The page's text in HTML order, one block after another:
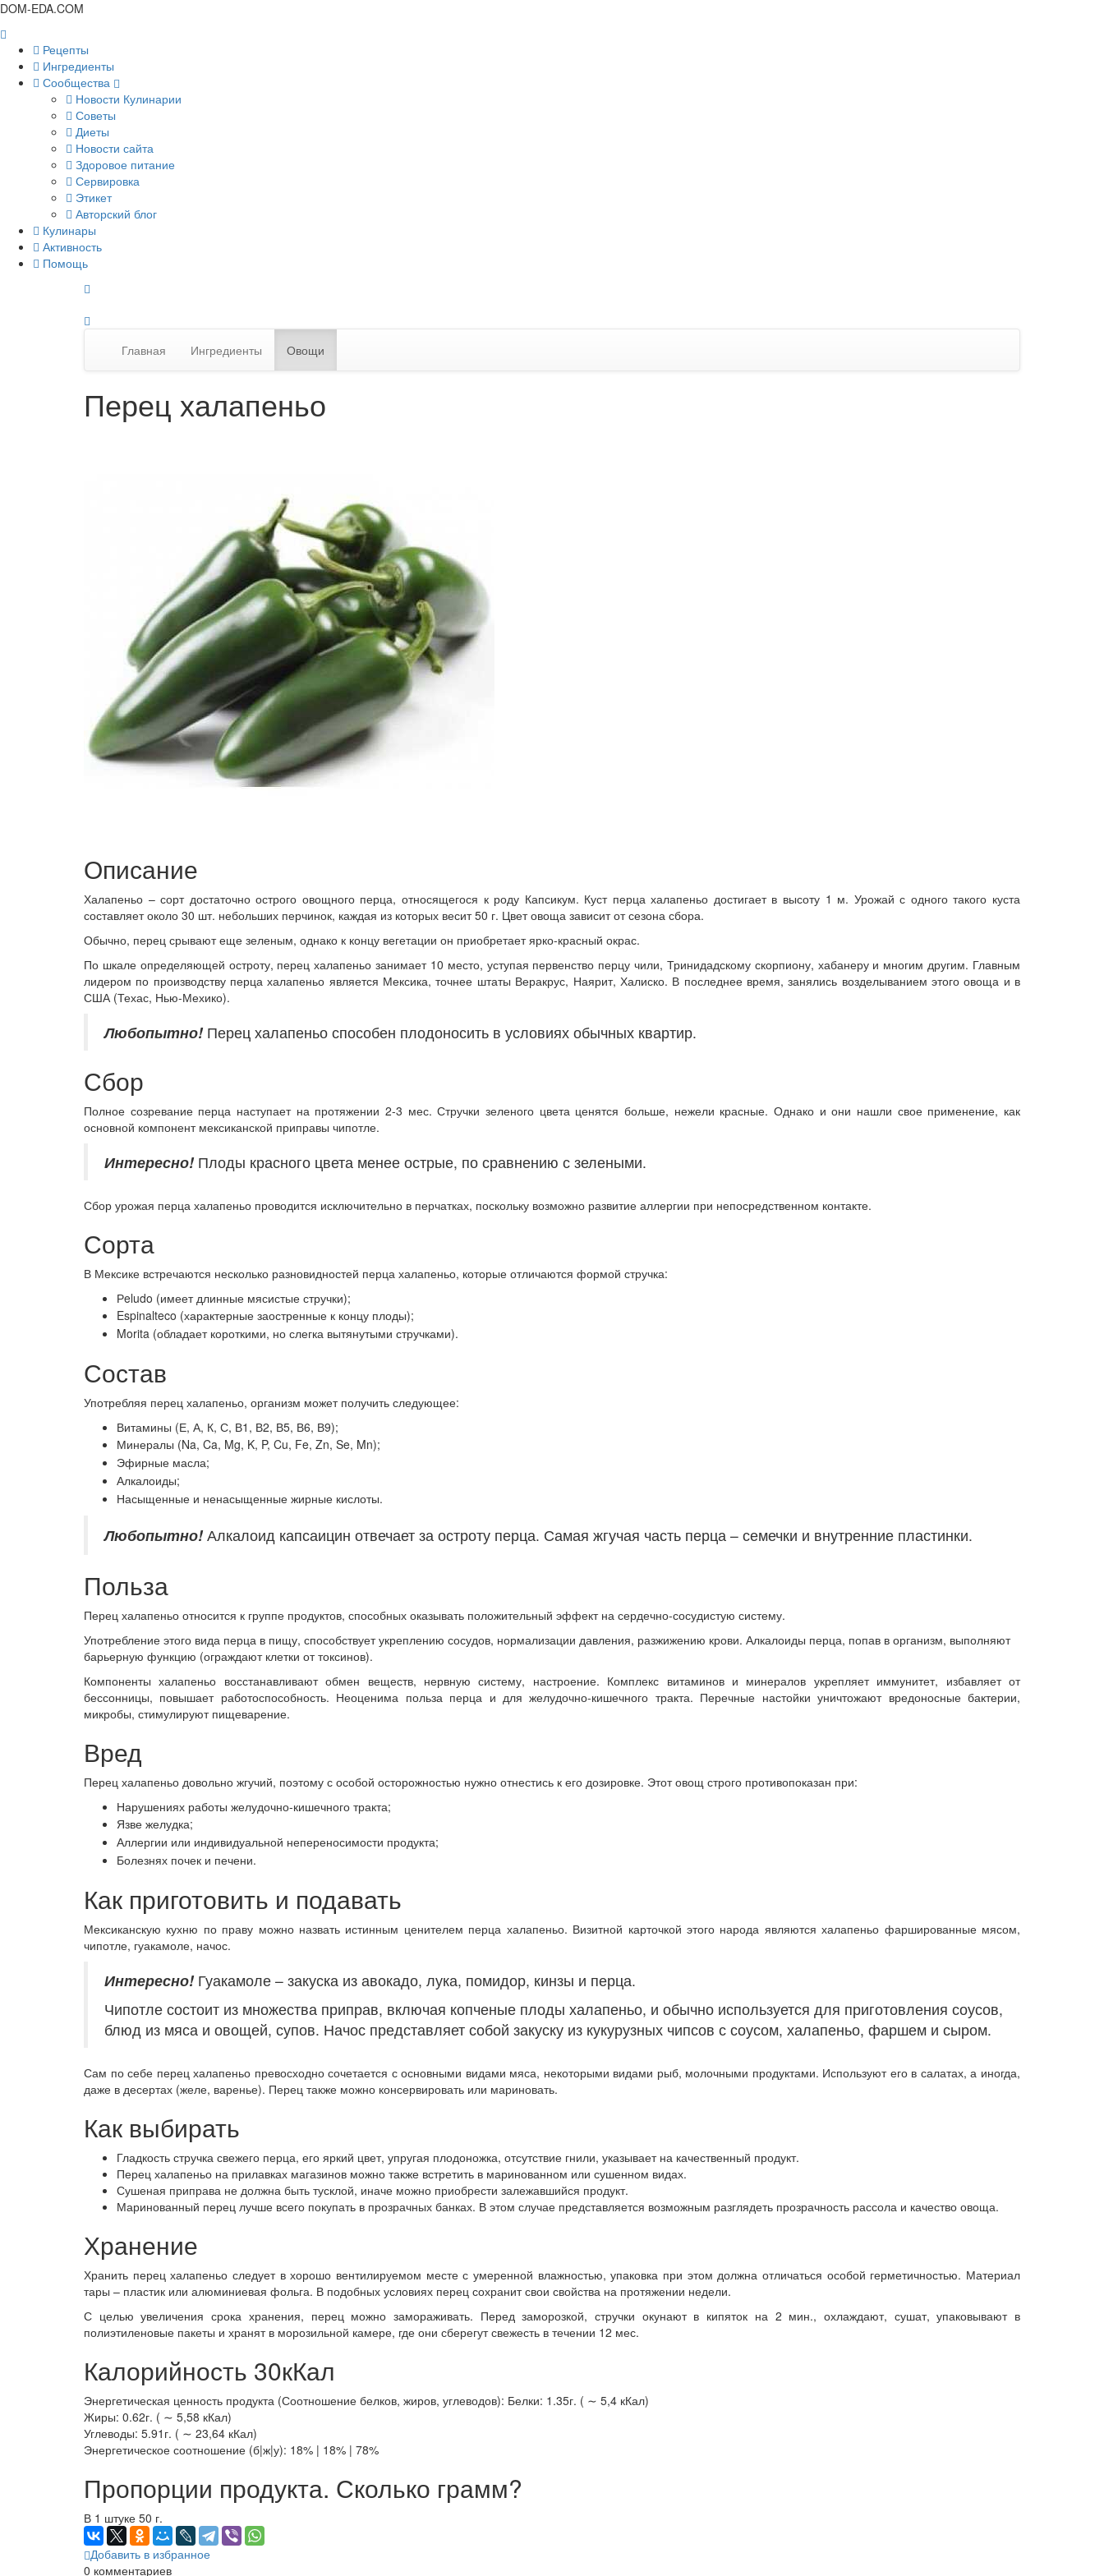
DOM-EDA.COM
Рецепты
Ингредиенты
Сообщества
Новости Кулинарии
Советы
Диеты
Новости сайта
Здоровое питание
Сервировка
Этикет
Авторский блог
Кулинары
Активность
Помощь
Главная Ингредиенты Овощи
Перец халапеньо
Описание
Халапеньо – сорт достаточно острого овощного перца, относящегося к роду Капсикум. Куст перца халапеньо достигает в высоту 1 м. Урожай с одного такого куста
составляет около 30 шт. небольших перчинок, каждая из которых весит 50 г. Цвет овоща зависит от сезона сбора.
Обычно, перец срывают еще зеленым, однако к концу вегетации он приобретает ярко-красный окрас.
По шкале определяющей остроту, перец халапеньо занимает 10 место, уступая первенство перцу чили, Тринидадскому скорпиону, хабанеру и многим другим. Главным
лидером по производству перца халапеньо является Мексика, точнее штаты Веракрус, Наярит, Халиско. В последнее время, занялись возделыванием этого овоща и в
США (Техас, Нью-Мехико).
Любопытно!Перец халапеньо способен плодоносить в условиях обычных квартир.
Сбор
Полное созревание перца наступает на протяжении 2-3 мес. Стручки зеленого цвета ценятся больше, нежели красные. Однако и они нашли свое применение, как
основной компонент мексиканской приправы чипотле.
Интересно!Плоды красного цвета менее острые, по сравнению с зелеными.
Сбор урожая перца халапеньо проводится исключительно в перчатках, поскольку возможно развитие аллергии при непосредственном контакте.
Сорта
В Мексике встречаются несколько разновидностей перца халапеньо, которые отличаются формой стручка:
Рeludo (имеет длинные мясистые стручки);
Espinalteco (характерные заостренные к концу плоды);
Morita (обладает короткими, но слегка вытянутыми стручками).
Состав
Употребляя перец халапеньо, организм может получить следующее:
Витамины (Е, А, К, С, В1, В2, В5, В6, В9);
Минералы (Na, Ca, Mg, K, P, Cu, Fe, Zn, Se, Mn);
Эфирные масла;
Алкалоиды;
Насыщенные и ненасыщенные жирные кислоты.
Любопытно!Алкалоид капсаицин отвечает за остроту перца. Самая жгучая часть перца – семечки и внутренние пластинки.
Польза
Перец халапеньо относится к группе продуктов, способных оказывать положительный эффект на сердечно-сосудистую систему.
Употребление этого вида перца в пищу, способствует укреплению сосудов, нормализации давления, разжижению крови. Алкалоиды перца, попав в организм, выполняют
барьерную функцию (ограждают клетки от токсинов).
Компоненты халапеньо восстанавливают обмен веществ, нервную систему, настроение. Комплекс витаминов и минералов укрепляет иммунитет, избавляет от
бессонницы, повышает работоспособность. Неоценима польза перца и для желудочно-кишечного тракта. Перечные настойки уничтожают вредоносные бактерии,
микробы, стимулируют пищеварение.
Вред
Перец халапеньо довольно жгучий, поэтому с особой осторожностью нужно отнестись к его дозировке. Этот овощ строго противопоказан при:
Нарушениях работы желудочно-кишечного тракта;
Язве желудка;
Аллергии или индивидуальной непереносимости продукта;
Болезнях почек и печени.
Как приготовить и подавать
Мексиканскую кухню по праву можно назвать истинным ценителем перца халапеньо. Визитной карточкой этого народа являются халапеньо фаршированные мясом,
чипотле, гуакамоле, начос.
Интересно!Гуакамоле – закуска из авокадо, лука, помидор, кинзы и перца.
Чипотле состоит из множества приправ, включая копченые плоды халапеньо, и обычно используется для приготовления соусов,
блюд из мяса и овощей, супов. Начос представляет собой закуску из кукурузных чипсов с соусом, халапеньо, фаршем и сыром.
Сам по себе перец халапеньо превосходно сочетается с основными видами мяса, некоторыми видами рыб, молочными продуктами. Используют его в салатах, а иногда,
даже в десертах (желе, варенье). Перец также можно консервировать или мариновать.
Как выбирать
Гладкость стручка свежего перца, его яркий цвет, упругая плодоножка, отсутствие гнили, указывает на качественный продукт.
Перец халапеньо на прилавках магазинов можно также встретить в маринованном или сушенном видах.
Сушеная приправа не должна быть тусклой, иначе можно приобрести залежавшийся продукт.
Маринованный перец лучше всего покупать в прозрачных банках. В этом случае представляется возможным разглядеть прозрачность рассола и качество овоща.
Хранение
Хранить перец халапеньо следует в хорошо вентилируемом месте с умеренной влажностью, упаковка при этом должна отличаться особой герметичностью. Материал
тары – пластик или алюминиевая фольга. В подобных условиях перец сохранит свои свойства на протяжении недели.
С целью увеличения срока хранения, перец можно замораживать. Перед заморозкой, стручки окунают в кипяток на 2 мин., охлаждают, сушат, упаковывают в
полиэтиленовые пакеты и хранят в морозильной камере, где они сберегут свежесть в течении 12 мес.
Калорийность 30кКал
Энергетическая ценность продукта (Соотношение белков, жиров, углеводов): Белки: 1.35г. ( ∼ 5,4 кКал)
Жиры: 0.62г. ( ∼ 5,58 кКал)
Углеводы: 5.91г. ( ∼ 23,64 кКал)
Энергетическое соотношение (б|ж|у): 18% | 18% | 78%
Пропорции продукта. Сколько грамм?
В 1 штуке 50 г.
Добавить в избранное
0 комментариев